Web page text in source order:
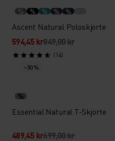
% % % % %
Ascent Natural Poloskjorte
594,45 kr849,00 kr
(14)
-30 %
%
Essential Natural T-Skjorte
489,45 kr699,00 kr